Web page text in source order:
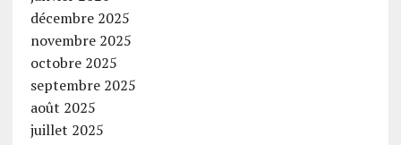
décembre 2025
novembre 2025
octobre 2025
septembre 2025
août 2025
juillet 2025